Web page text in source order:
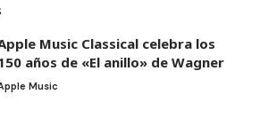
Music Classical celebra los
años de «El anillo» de Wagner
Music